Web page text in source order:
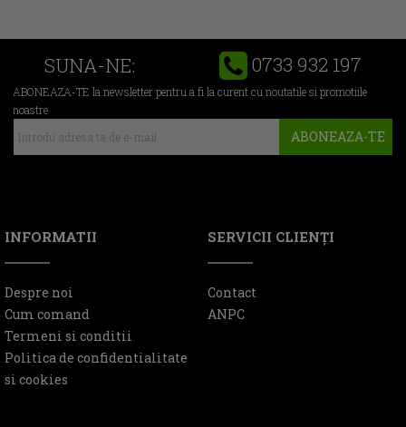
SUNA-NE: 0733 932 197
ABONEAZA-TE la newsletter pentru a fi la curent cu noutatile si promotiile
noastre
ABONEAZA-TE
INFORMATII
Despre noi
Cum comand
Termeni si conditii
Politica de confidentialitate
si cookies
SERVICII CLIENŢI
Contact
ANPC